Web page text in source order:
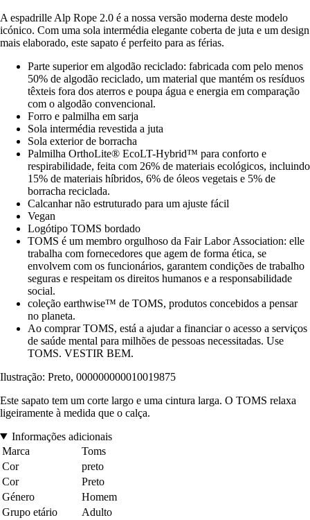
A espadrille Alp Rope 2.0 é a nossa versão moderna deste modelo
icónico. Com uma sola intermédia elegante coberta de juta e um design
mais elaborado, este sapato é perfeito para as férias.
Parte superior em algodão reciclado: fabricada com pelo menos
50% de algodão reciclado, um material que mantém os resíduos
têxteis fora dos aterros e poupa água e energia em comparação
com o algodão convencional.
Forro e palmilha em sarja
Sola intermédia revestida a juta
Sola exterior de borracha
Palmilha OrthoLite® EcoLT-Hybrid™ para conforto e
respirabilidade, feita com 26% de materiais ecológicos, incluindo
15% de materiais híbridos, 6% de óleos vegetais e 5% de
borracha reciclada.
Calcanhar não estruturado para um ajuste fácil
Vegan
Logótipo TOMS bordado
TOMS é um membro orgulhoso da Fair Labor Association: elle
trabalha com fornecedores que agem de forma ética, se
envolvem com os funcionários, garantem condições de trabalho
seguras e respeitam os direitos humanos e a responsabilidade
social.
coleção earthwise™ de TOMS, produtos concebidos a pensar
no planeta.
Ao comprar TOMS, está a ajudar a financiar o acesso a serviços
de saúde mental para milhões de pessoas necessitadas. Use
TOMS. VESTIR BEM.
Ilustração: Preto, 000000000010019875
Este sapato tem um corte largo e uma cintura larga. O TOMS relaxa
ligeiramente à medida que o calça.
Informações adicionais
Marca
Toms
Cor
preto
Cor
Preto
Género
Homem
Grupo etário
Adulto